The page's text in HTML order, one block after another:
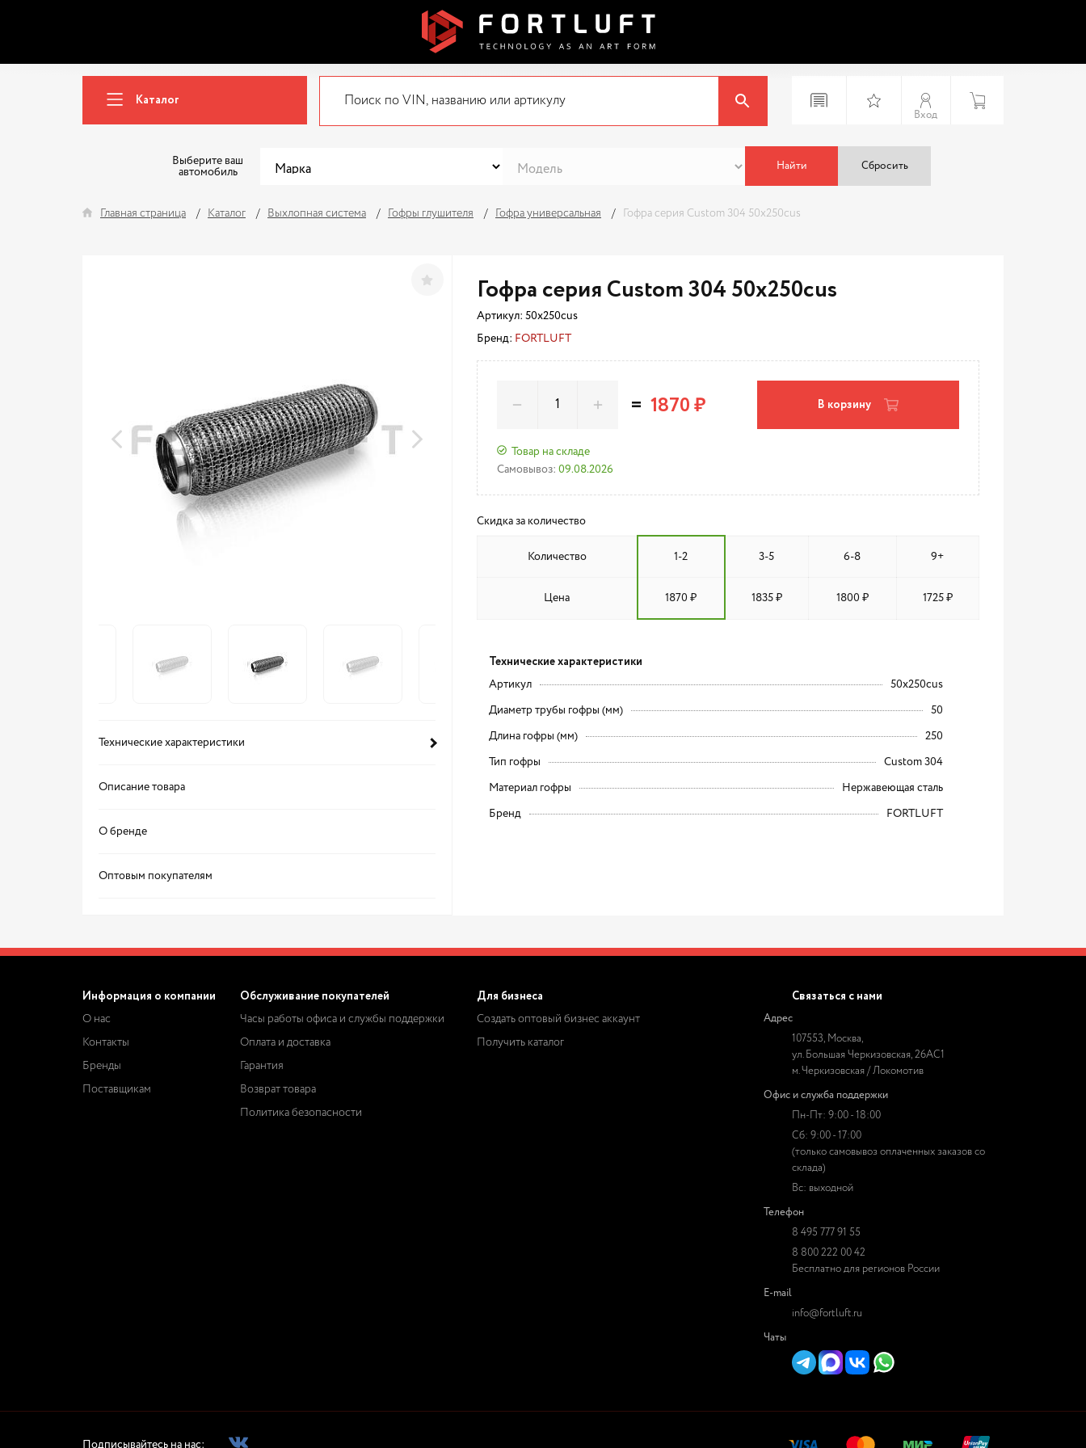
Каталог
Вход
Выберите ваш
автомобиль
Найти Сбросить
Главная страница Каталог Выхлопная система Гофры глушителя Гофра универсальная Гофра серия Custom 304 50x250cus
Технические характеристики
Описание товара
О бренде
Оптовым покупателям
Гофра серия Custom 304 50x250cus
Артикул: 50x250cus
Бренд: FORTLUFT
Товар на складе
Самовывоз: 09.08.2026
= 1870 ₽ В корзину
Скидка за количество
Количество 1-2 3-5 6-8 9+
Цена 1870 ₽ 1835 ₽ 1800 ₽ 1725 ₽
Технические характеристики
Артикул 50x250cus
Диаметр трубы гофры (мм) 50
Длина гофры (мм) 250
Тип гофры Custom 304
Материал гофры Нержавеющая сталь
Бренд FORTLUFT
Информация о компании
О нас
Контакты
Бренды
Поставщикам
Обслуживание покупателей
Часы работы офиса и службы поддержки
Оплата и доставка
Гарантия
Возврат товара
Политика безопасности
Для бизнеса
Создать оптовый бизнес аккаунт
Получить каталог
Связаться с нами
Адрес
107553, Москва,
ул. Большая Черкизовская, 26АС1
м. Черкизовская / Локомотив
Офис и служба поддержки
Пн-Пт: 9:00 - 18:00
Сб: 9:00 - 17:00
(только самовывоз оплаченных заказов со
склада)
Вс: выходной
Телефон
8 495 777 91 55
8 800 222 00 42
Бесплатно для регионов России
E-mail
info@fortluft.ru
Чаты
Подписывайтесь на нас: